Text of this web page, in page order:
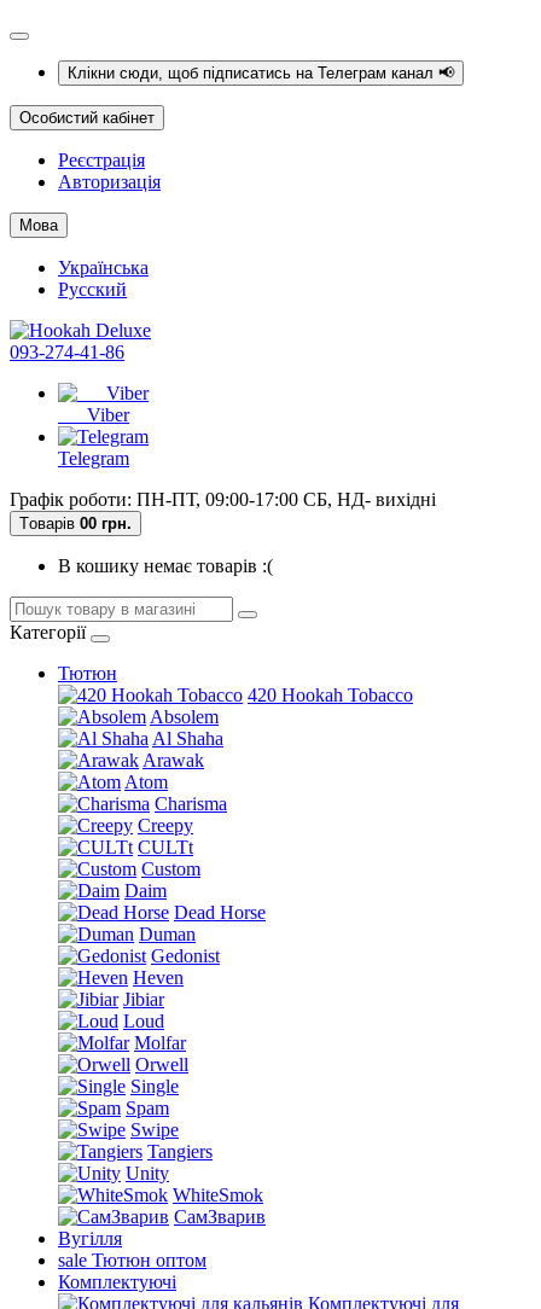
Клікни сюди, щоб підписатись на Телеграм канал 📢
Особистий кабінет
Реєстрація
Авторизація
Мова
Українська
Русский
093-274-41-86
Viber
Telegram
Графік роботи: ПН-ПТ, 09:00-17:00 СБ, НД- вихідні
Tоварів 00 грн.
В кошику немає товарів :(
Категорії
Тютюн
420 Hookah Tobacco
Absolem
Al Shaha
Arawak
Atom
Charisma
Creepy
CULTt
Custom
Daim
Dead Horse
Duman
Gedonist
Heven
Jibiar
Loud
Molfar
Orwell
Single
Spam
Swipe
Tangiers
Unity
WhiteSmok
СамЗварив
Вугілля
sale Тютюн оптом
Комплектуючі
Комплектуючі для